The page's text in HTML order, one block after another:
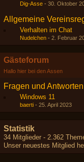
Dig-Asse - 30. Oktober
Allgemeine
Verhalten im Chat
Nudelchen - 2. Februar
Gästeforum
Hallo hier bei den Assen
Fragen und Antworten
Windows 11
baerti - 25. April 2023
Statistik
34 Mitglieder - 2.362
Unser neuestes Mitglied